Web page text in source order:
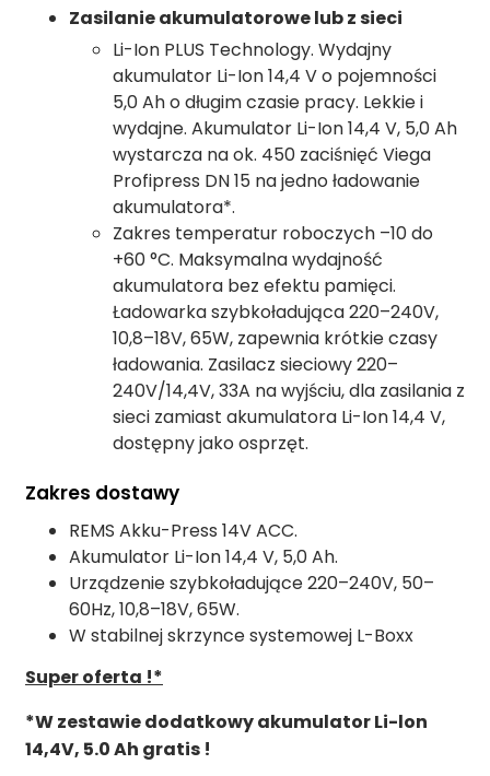
Zasilanie akumulatorowe lub z sieci
Li-Ion PLUS Technology. Wydajny
akumulator Li-Ion 14,4 V o pojemności
5,0 Ah o długim czasie pracy. Lekkie i
wydajne. Akumulator Li-Ion 14,4 V, 5,0 Ah
wystarcza na ok. 450 zaciśnięć Viega
Profipress DN 15 na jedno ładowanie
akumulatora*.
Zakres temperatur roboczych –10 do
+60 °C. Maksymalna wydajność
akumulatora bez efektu pamięci.
Ładowarka szybkoładująca 220–240V,
10,8–18V, 65W, zapewnia krótkie czasy
ładowania. Zasilacz sieciowy 220–
240V/14,4V, 33A na wyjściu, dla zasilania z
sieci zamiast akumulatora Li-Ion 14,4 V,
dostępny jako osprzęt.
Zakres dostawy
REMS Akku-Press 14V ACC.
Akumulator Li-Ion 14,4 V, 5,0 Ah.
Urządzenie szybkoładujące 220–240V, 50–
60Hz, 10,8–18V, 65W.
W stabilnej skrzynce systemowej L-Boxx
Super oferta !*
*W zestawie dodatkowy akumulator Li-lon
14,4V, 5.0 Ah gratis !